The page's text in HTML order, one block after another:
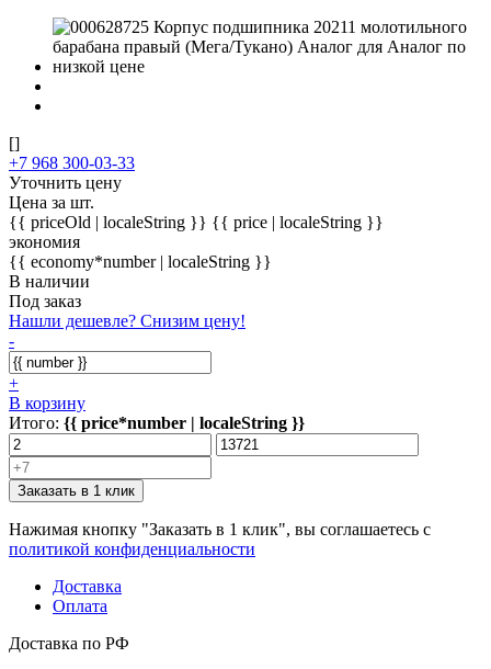
[]
+7 968 300-03-33
Уточнить цену
Цена за шт.
{{ priceOld | localeString }} {{ price | localeString }}
экономия
{{ economy*number | localeString }}
В наличии
Под заказ
Нашли дешевле? Снизим цену!
-
+
В корзину
Итого: {{ price*number | localeString }}
Заказать в 1 клик
Нажимая кнопку "Заказать в 1 клик", вы соглашаетесь с
политикой конфиденциальности
Доставка
Оплата
Доставка по РФ